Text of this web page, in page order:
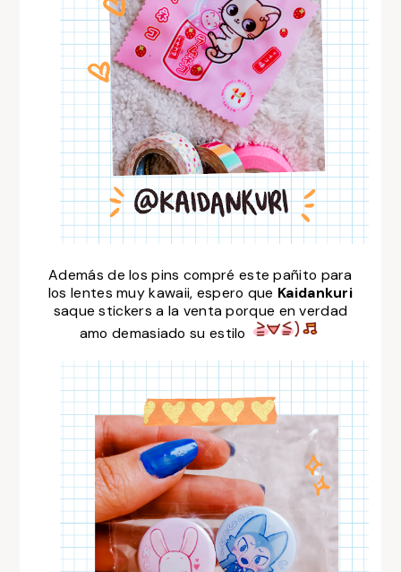
Además de los pins compré este pañito para
los lentes muy kawaii, espero que Kaidankuri
saque stickers a la venta porque en verdad
amo demasiado su estilo